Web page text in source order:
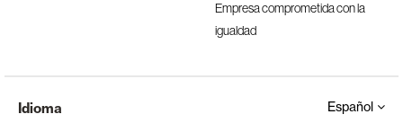
Empresa comprometida con la
igualdad
Idioma Español